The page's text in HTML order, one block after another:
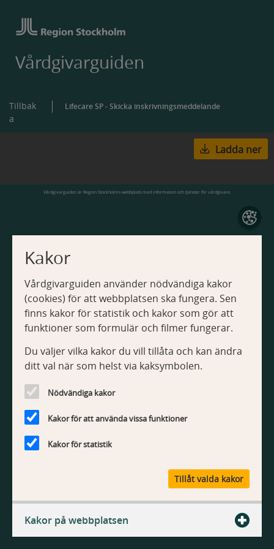
Kakor
Vårdgivarguiden använder nödvändiga kakor
(cookies) för att webbplatsen ska fungera. Sen
finns kakor för statistik och kakor som gör att
funktioner som formulär och filmer fungerar.
Du väljer vilka kakor du vill tillåta och kan ändra
ditt val när som helst via kaksymbolen.
Nödvändiga kakor
Kakor för att använda vissa funktioner
Kakor för statistik
Tillåt valda kakor
Kakor på webbplatsen
Vårdgivarguiden
Tillbak
a
Lifecare SP - Skicka inskrivningsmeddelande
Ladda ner
Vårdgivarguiden är Region Stockholms webbplats med information och tjänster för vårdgivare.